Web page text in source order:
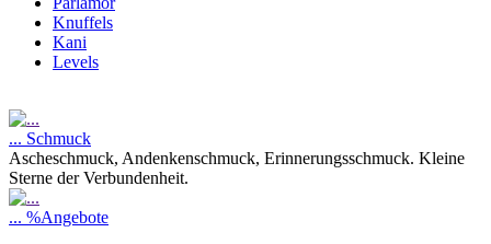
Knuffels
Kani
Levels
... Schmuck
Ascheschmuck, Andenkenschmuck, Erinnerungsschmuck. Kleine
Sterne der Verbundenheit.
... %Angebote